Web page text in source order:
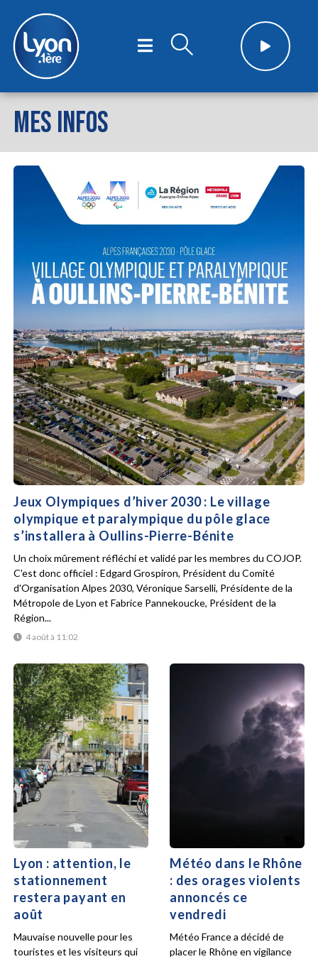
MES INFOS
Jeux Olympiques d’hiver 2030 : Le village
olympique et paralympique du pôle glace
s’installera à Oullins-Pierre-Bénite
4 août à 11:02
Un choix mûrement réfléchi et validé par les membres du COJOP.
C'est donc officiel : Edgard Grospiron, Président du Comité
d'Organisation Alpes 2030, Véronique Sarselli, Présidente de la
Métropole de Lyon et Fabrice Pannekoucke, Président de la
Région...
Lyon : attention, le
stationnement
restera payant en
août
Mauvaise nouvelle pour les
touristes et les visiteurs qui
Météo dans le Rhône
: des orages violents
annoncés ce
vendredi
Météo France a décidé de
placer le Rhône en vigilance